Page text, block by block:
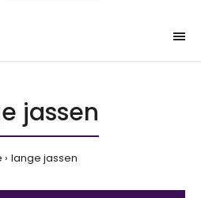
jassen
lange jassen